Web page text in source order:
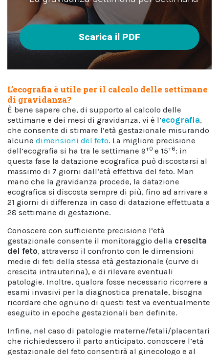
Scarica il PDF
L’ecografia è utile per il calcolo delle settimane
di gravidanza?
È bene sapere che, di supporto al calcolo delle
settimane e dei mesi di gravidanza, vi è l’ecografia,
che consente di stimare l’età gestazionale misurando
alcune dimensioni del feto. La migliore precisione
dell’ecografia si ha tra le settimane 9+0 e 15+6: in
questa fase la datazione ecografica può discostarsi al
massimo di 7 giorni dall’età effettiva del feto. Man
mano che la gravidanza procede, la datazione
ecografica si discosta sempre di più, fino ad arrivare a
21 giorni di differenza in caso di datazione effettuata a
28 settimane di gestazione.
Conoscere con sufficiente precisione l’età
gestazionale consente il monitoraggio della crescita
del feto, attraverso il confronto con le dimensioni
medie di feti della stessa età gestazionale (curve di
crescita intrauterina), e di rilevare eventuali
patologie. Inoltre, qualora fosse necessario ricorrere a
esami invasivi per la diagnostica prenatale, bisogna
ricordare che ognuno di questi test va eventualmente
eseguito in epoche gestazionali ben definite.
Infine, nel caso di patologie materne/fetali/placentari
che richiedessero il parto anticipato, conoscere l’età
gestazionale del feto consentirà al ginecologo e al